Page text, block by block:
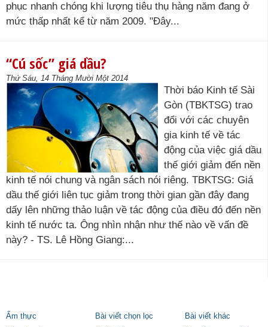
phục nhanh chóng khi lượng tiêu thụ hàng năm đang ở
mức thấp nhất kể từ năm 2009. "Đây...
“Cú sốc” giá dầu?
Thứ Sáu, 14 Tháng Mười Một 2014
Thời báo Kinh tế Sài
Gòn (TBKTSG) trao
đổi với các chuyên
gia kinh tế về tác
động của việc giá dầu
thế giới giảm đến nền
kinh tế nói chung và ngân sách nói riêng. TBKTSG: Giá
dầu thế giới liên tục giảm trong thời gian gần đây đang
dấy lên những thảo luận về tác động của điều đó đến nền
kinh tế nước ta. Ông nhìn nhận như thế nào về vấn đề
này? - TS. Lê Hồng Giang:...
Ẩm thực Bài viết chọn lọc
Bài viết khác